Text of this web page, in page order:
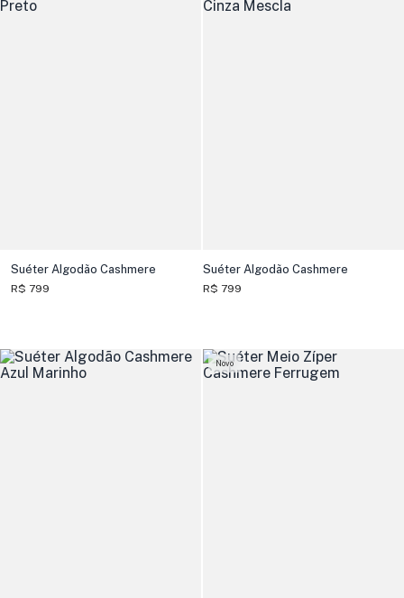
Suéter Algodão Cashmere
R$ 799
Suéter Algodão Cashmere
R$ 799
Novo